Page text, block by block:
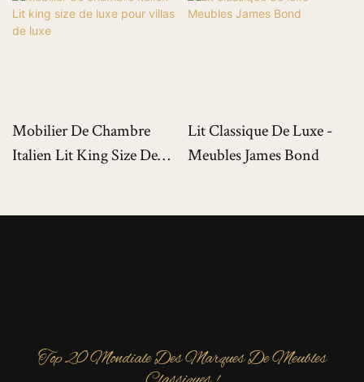
Mobilier De Chambre
Italien Lit King Size De
Lit Classique De Luxe -
Meubles James Bond
Top 20 Mondiale Des Marques De Meubles